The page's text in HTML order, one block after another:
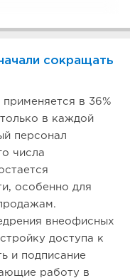
сокращать
в 36%
в каждой
персонал
числа
особенно для
внеофисных
доступа к
и подписание
работу в